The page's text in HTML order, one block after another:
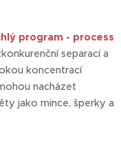
program - process
separací a
koncentrací
nacházet
jako mince, šperky a